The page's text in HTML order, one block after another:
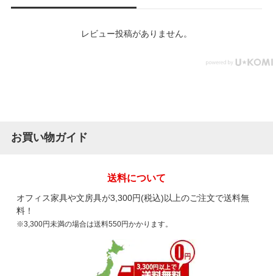
レビュー投稿がありません。
お買い物ガイド
送料について
オフィス家具や文房具が3,300円(税込)以上のご注文で送料無
料！
※3,300円未満の場合は送料550円かかります。